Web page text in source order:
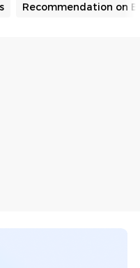
Recommendation on